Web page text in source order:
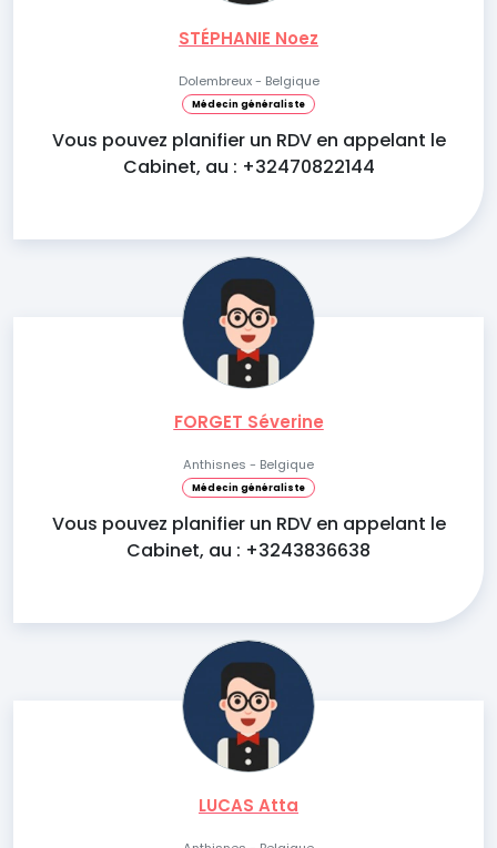
STÉPHANIE Noez
Dolembreux - Belgique
Médecin généraliste
Vous pouvez planifier un RDV en appelant le
Cabinet, au : +32470822144
FORGET Séverine
Anthisnes - Belgique
Médecin généraliste
Vous pouvez planifier un RDV en appelant le
Cabinet, au : +3243836638
LUCAS Atta